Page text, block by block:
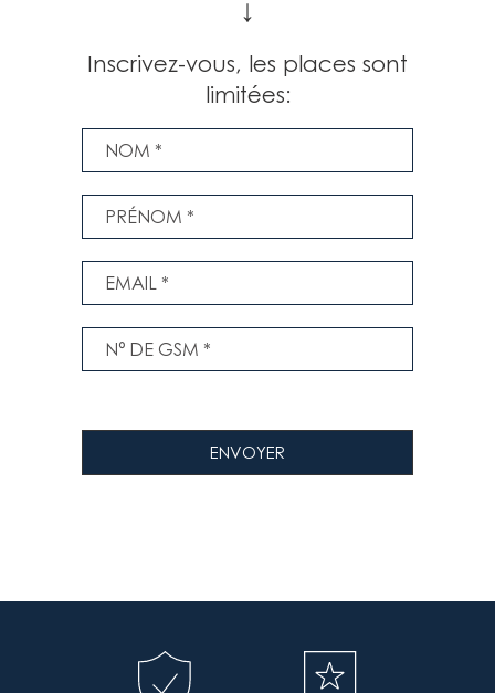
↓
Inscrivez-vous, les places sont
limitées: